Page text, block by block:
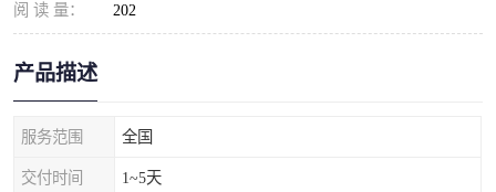
阅 读 量： 202
产品描述
服务范围 全国
交付时间 1~5天